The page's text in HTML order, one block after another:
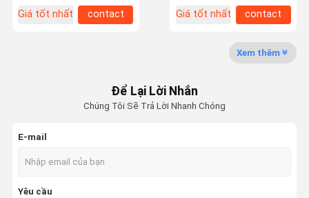
Kiểm Soát
Liên Hệ
Ống kính lấy nét laser
Ống kính bảo vệ bằng Laser Fiber
Kính an toàn Laser
Giá tốt nhất
contact
Giá tốt nhất
contact
Xem thêm
Để Lại Lời Nhắn
Chúng Tôi Sẽ Trả Lời Nhanh Chóng
E-mail
Yêu cầu